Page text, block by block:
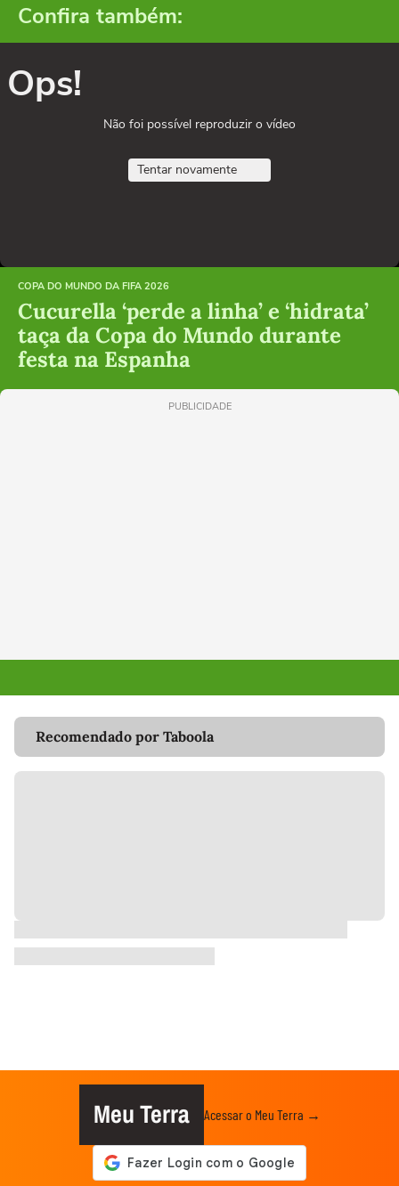
Confira também:
Ops!
Não foi possível reproduzir o vídeo
Tentar novamente
COPA DO MUNDO DA FIFA 2026
Cucurella ‘perde a linha’ e ‘hidrata’
taça da Copa do Mundo durante
festa na Espanha
PUBLICIDADE
Recomendado por Taboola
Meu Terra Acessar o Meu Terra →